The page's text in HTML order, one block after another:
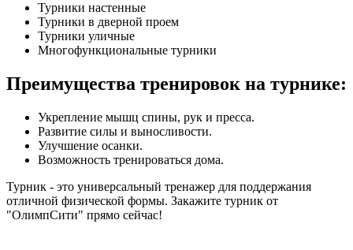
Турники настенные
Турники в дверной проем
Турники уличные
Многофункциональные турники
Преимущества тренировок на турнике:
Укрепление мышц спины, рук и пресса.
Развитие силы и выносливости.
Улучшение осанки.
Возможность тренироваться дома.
Турник - это универсальный тренажер для поддержания
отличной физической формы. Закажите турник от
"ОлимпСити" прямо сейчас!